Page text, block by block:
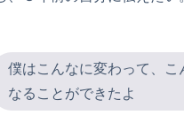
僕はこんなに変わって、こ
なることができたよ